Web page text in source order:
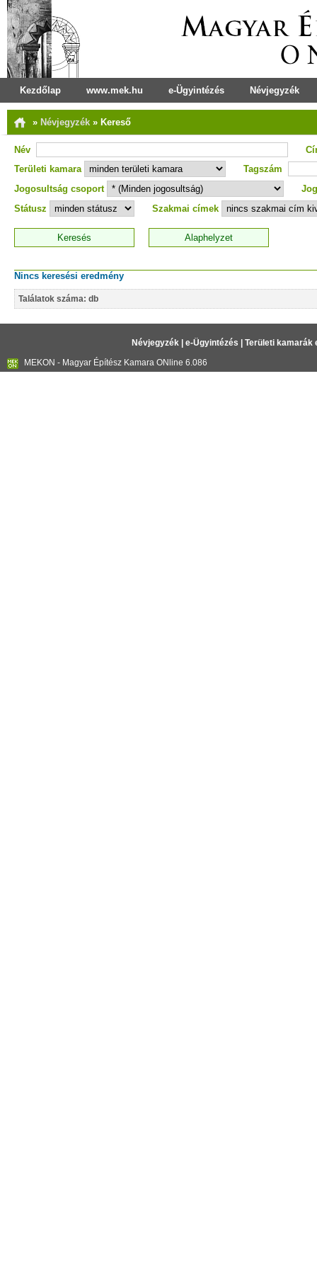
Kezdőlap www.mek.hu e-Ügyintézés Névjegyzék
» Névjegyzék » Kereső
Név
Területi kamara
Tagszám
Jogosultság csoport
Státusz
Szakmai címek
Nincs keresési eredmény
Találatok száma: db
Névjegyzék| e-Ügyintézés
Területi kamarák
MEKON - Magyar Építész Kamara ONline 6.086